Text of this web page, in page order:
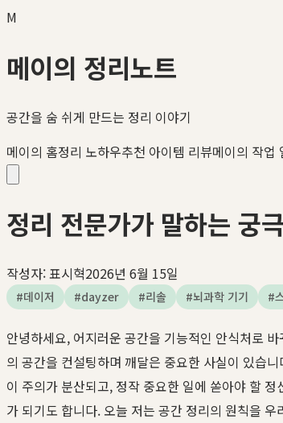
M
메이의 정리노트
공간을 숨 쉬게 만드는 정리 이야기
메이의 홈정리 노하우추천 아이템 리뷰메이의 작업
정리 전문가가 말하는 궁
작성자:표시혁2026년 6월 15일
#데이저 #dayzer #리솔 #뇌과학 기기 #
안녕하세요, 어지러운 공간을 기능적인 안식처로
의 공간을 컨설팅하며 깨달은 중요한 사실이 있습
이 주의가 분산되고, 정작 중요한 일에 쏟아야 할
가 되기도 합니다. 오늘 저는 공간 정리의 원칙을